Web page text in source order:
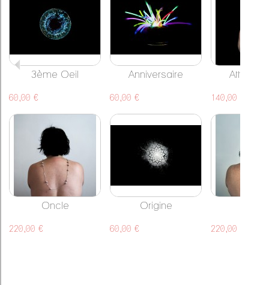
3ème Oeil
60,00 €
Anniversaire
60,00 €
Attrape-
140,00 €
Oncle
220,00 €
Origine
60,00 € 220,00 €